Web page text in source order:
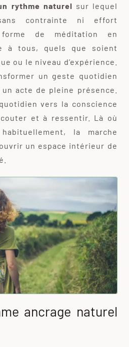
rythme naturel sur lequel
contrainte ni effort
de méditation en
à tous, quels que soient
ou le niveau d’expérience.
un geste quotidien
acte de pleine présence.
vers la conscience
et à ressentir. Là où
la marche
un espace intérieur de
ancrage naturel